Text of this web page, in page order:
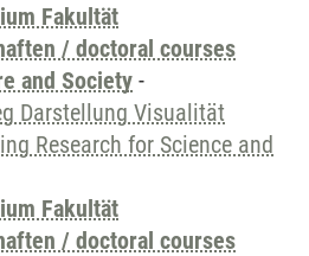
Fakultät
/ doctoral courses
and Society -
Darstellung Visualität
Research for Science and
Fakultät
/ doctoral courses